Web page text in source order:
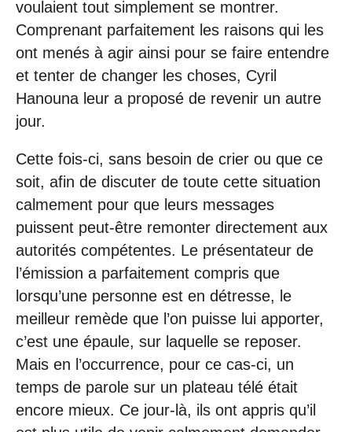
voulaient tout simplement se montrer.
Comprenant parfaitement les raisons qui les
ont menés à agir ainsi pour se faire entendre
et tenter de changer les choses, Cyril
Hanouna leur a proposé de revenir un autre
jour.
Cette fois-ci, sans besoin de crier ou que ce
soit, afin de discuter de toute cette situation
calmement pour que leurs messages
puissent peut-être remonter directement aux
autorités compétentes. Le présentateur de
l’émission a parfaitement compris que
lorsqu’une personne est en détresse, le
meilleur remède que l’on puisse lui apporter,
c’est une épaule, sur laquelle se reposer.
Mais en l’occurrence, pour ce cas-ci, un
temps de parole sur un plateau télé était
encore mieux. Ce jour-là, ils ont appris qu’il